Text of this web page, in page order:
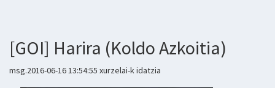
[GOI] Harira (Koldo Azkoitia)
msg.2016-06-16 13:54:55 xurzelai-k idatzia